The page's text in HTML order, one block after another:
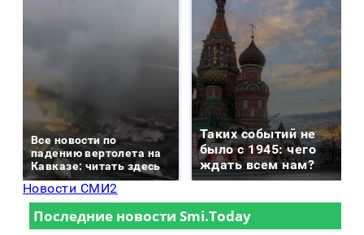
Все новости по
падению вертолета на
Кавказе: читать здесь
Таких событий не
было с 1945: чего
ждать всем нам?
Новости СМИ2